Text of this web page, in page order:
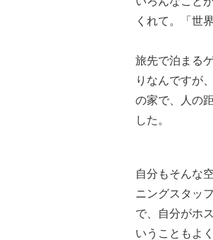
くれて。「世
旅先で泊まる
りなんですが
の家で、人の
した。
自分もそんな
ニングスタッ
で、自分がホ
いうこともよ